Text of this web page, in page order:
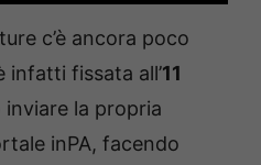
c’è ancora poco
infatti fissata all’11
inviare la propria
inPA, facendo